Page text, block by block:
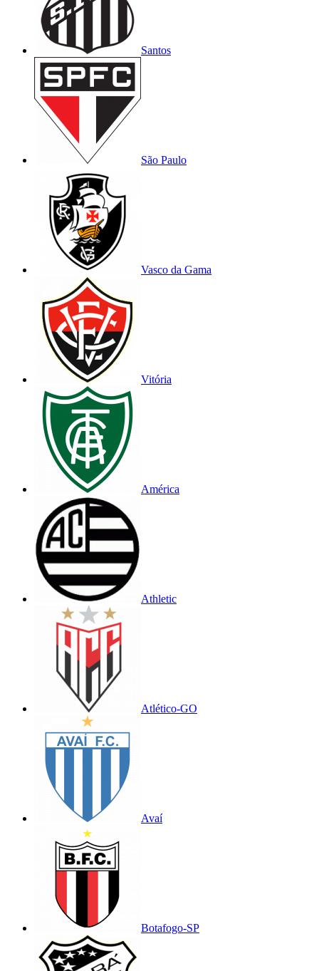
Santos
São Paulo
Vasco da Gama
Vitória
América
Athletic
Atlético-GO
Avaí
Botafogo-SP